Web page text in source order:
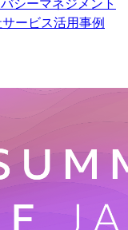
ービス活用事例